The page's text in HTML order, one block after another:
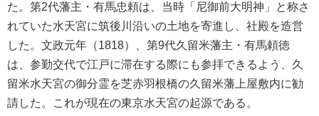
た。第2代藩主・有馬忠頼は、当時「尼御前大明神」と称さ
れていた水天宮に筑後川沿いの土地を寄進し、社殿を造営
した。文政元年（1818）、第9代久留米藩主・有馬頼徳
は、参勤交代で江戸に滞在する際にも参拝できるよう、久
留米水天宮の御分霊を芝赤羽根橋の久留米藩上屋敷内に勧
請した。これが現在の東京水天宮の起源である。